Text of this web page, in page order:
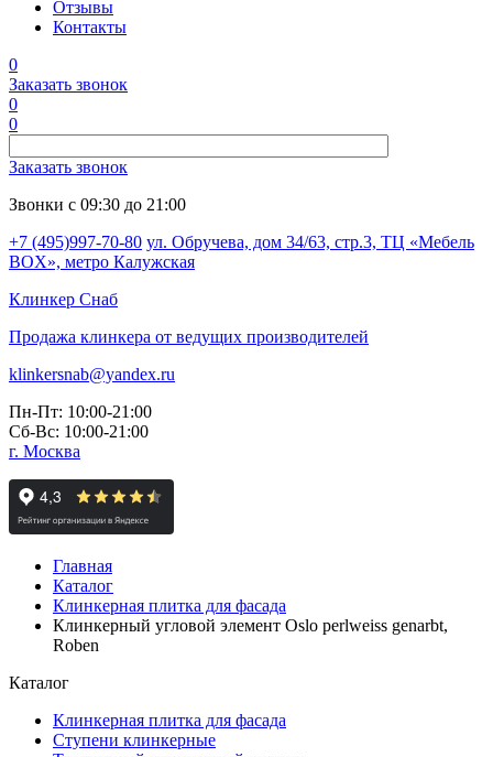
Отзывы
Контакты
0
Заказать звонок
0
0
Заказать звонок
Звонки с 09:30 до 21:00
+7 (495)997-70-80 ул. Обручева, дом 34/63, стр.3, ТЦ «Мебель
BOX», метро Калужская
Клинкер Снаб
Продажа клинкера от ведущих производителей
klinkersnab@yandex.ru
Пн-Пт: 10:00-21:00
Сб-Вс: 10:00-21:00
г. Москва
Главная
Каталог
Клинкерная плитка для фасада
Клинкерный угловой элемент Oslo perlweiss genarbt,
Roben
Каталог
Клинкерная плитка для фасада
Ступени клинкерные